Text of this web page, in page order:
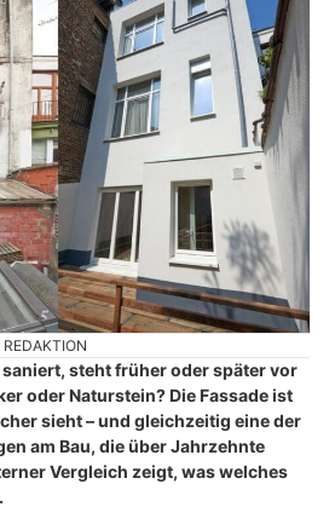
steht früher oder später vor
oder Naturstein? Die Fassade ist
sieht – und gleichzeitig eine der
am Bau, die über Jahrzehnte
Vergleich zeigt, was welches